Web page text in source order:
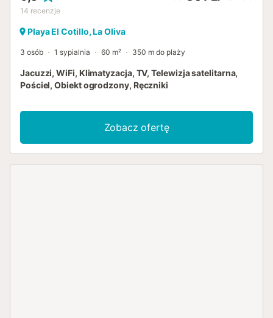
14 recenzje
Playa El Cotillo, La Oliva
3 osób 1 sypialnia 60 m² 350 m do plaży
Jacuzzi, WiFi, Klimatyzacja, TV, Telewizja satelitarna,
Pościel, Obiekt ogrodzony, Ręczniki
Zobacz ofertę